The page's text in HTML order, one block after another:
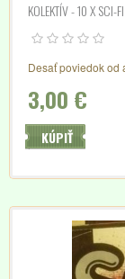
KOLEKTÍV - 10 X SCI-FI
Desať poviedok od
3,00 €
KÚPIŤ